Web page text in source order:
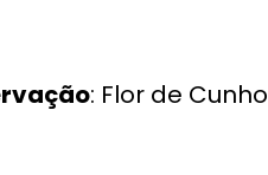
: Flor de Cunho